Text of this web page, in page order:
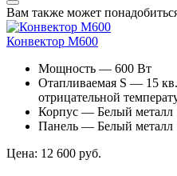
Вам также может
Конвектор M600
Мощность — 600 Вт
Отапливаемая S — 15
отрицательной
Корпус — Белый металл
Панель — Белый металл
Цена: 12 600 руб.